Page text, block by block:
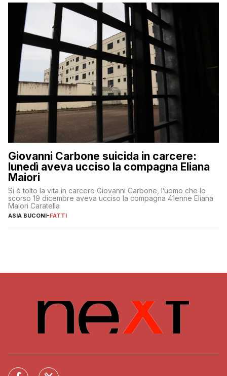
Giovanni Carbone suicida in carcere:
lunedì aveva ucciso la compagna Eliana
Maiori
Si è tolto la vita in carcere Giovanni Carbone, l’uomo che lo
scorso 19 dicembre aveva ucciso la compagna 41enne Eliana
Maiori Caratella
ASIA BUCONI-FATTI